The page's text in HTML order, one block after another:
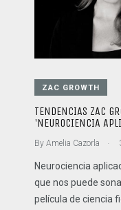
ZAC GROWTH
TENDENCIAS ZAC
'NEUROCIENCIA
By Amelia Cazorla
Neurociencia
que nos puede
película de ciencia